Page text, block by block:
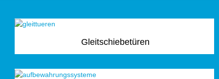
Gleitschiebetüren